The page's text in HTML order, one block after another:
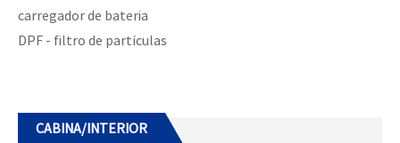
carregador de bateria
DPF - filtro de partículas
CABINA/INTERIOR